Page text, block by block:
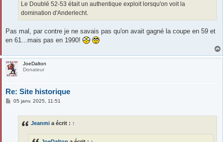
Le Doublé 52-53 était un authentique exploit lorsqu'on voit la
domination d'Anderlecht.
Pas mal, par contre je ne savais pas qu'on avait gagné la coupe en 59 et
en 61...mais pas en 1990!
JoeDalton
Donateur
Re: Site historique
M05 janv. 2025, 11:51
Jeanmi a écrit : ↑